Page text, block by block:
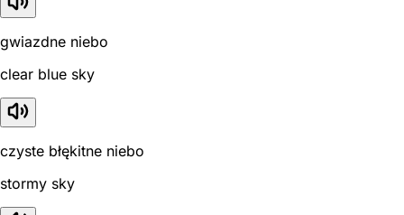
gwiazdne niebo
clear blue sky
czyste błękitne niebo
stormy sky